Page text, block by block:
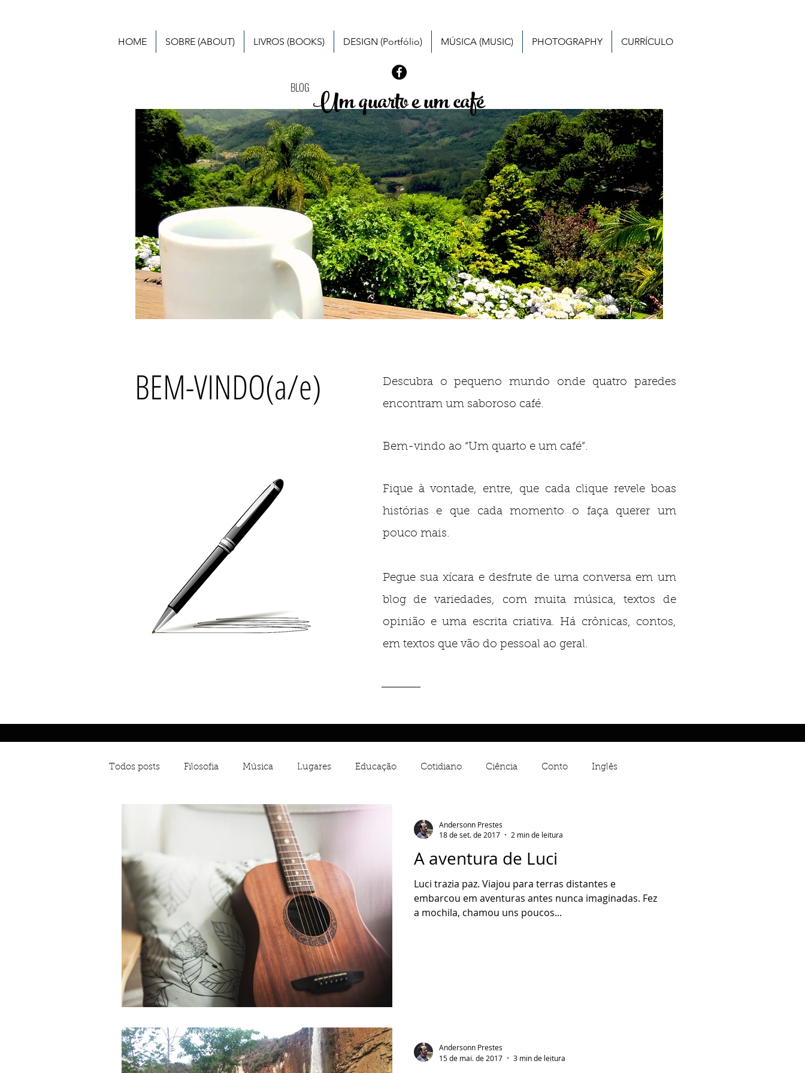
HOME SOBRE (ABOUT) LIVROS (BOOKS) DESIGN (Portfólio) MÚSICA (MUSIC) PHOTOGRAPHY CURRÍCULO
Um quarto e um café
BLOG
BEM-VINDO(a/e)
Descubra o pequeno mundo onde quatro paredes
encontram um saboroso café.
Bem-vindo ao “Um quarto e um café”.
Fique à vontade, entre, que cada clique revele boas
histórias e que cada momento o faça querer um
pouco mais.
Pegue sua xícara e desfrute de uma conversa em um
blog de variedades, com muita música, textos de
opinião e uma escrita criativa. Há crônicas, contos,
em textos que vão do pessoal ao geral.
Todos posts Filosofia Música Lugares Educação Cotidiano Ciência Conto Inglês
A aventura de Luci
Luci trazia paz. Viajou para terras distantes e
embarcou em aventuras antes nunca imaginadas. Fez
a mochila, chamou uns poucos...
Andersonn Prestes
18 de set. de 2017
2 min de leitura
Andersonn Prestes
15 de mai. de 2017
3 min de leitura